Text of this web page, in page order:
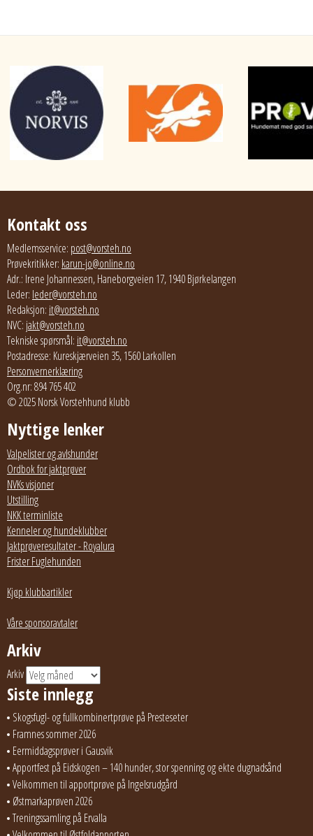
Kontakt oss
Medlemsservice: post@vorsteh.no
Prøvekritikker: karun-jo@online.no
Adr.: Irene Johannessen, Haneborgveien 17, 1940 Bjørkelangen
Leder: leder@vorsteh.no
Redaksjon: it@vorsteh.no
NVC: jakt@vorsteh.no
Tekniske spørsmål: it@vorsteh.no
Postadresse: Kureskjærveien 35, 1560 Larkollen
Personvernerklæring
Org.nr: 894 765 402
© 2025 Norsk Vorstehhund klubb
Nyttige lenker
Valpelister og avlshunder
Ordbok for jaktprøver
NVKs visjoner
Utstilling
NKK terminliste
Kenneler og hundeklubber
Jaktprøveresultater - Royalura
Frister Fuglehunden
Kjøp klubbartikler
Våre sponsoravtaler
Arkiv
Arkiv
Siste innlegg
Skogsfugl- og fullkombinertprøve på Presteseter
Framnes sommer 2026
Eermiddagsprøver i Gausvik
Apportfest på Eidskogen – 140 hunder, stor spenning og ekte dugnadsånd
Velkommen til apportprøve på Ingelsrudgård
Østmarkaprøven 2026
Treningssamling på Ervalla